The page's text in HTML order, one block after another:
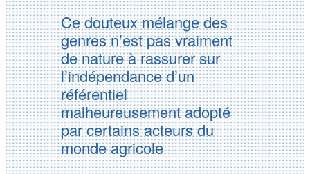
Ce douteux mélange des
genres n’est pas vraiment
de nature à rassurer sur
l’indépendance d’un
référentiel
malheureusement adopté
par certains acteurs du
monde agricole